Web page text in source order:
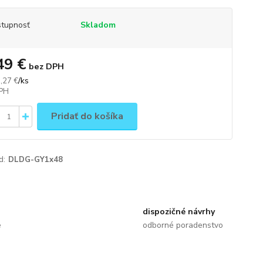
Skladom
€/ks
€ bez DPH
Pridať do košíka
DLDG-GY1x48
dispozičné návrhy
odborné poradenstvo